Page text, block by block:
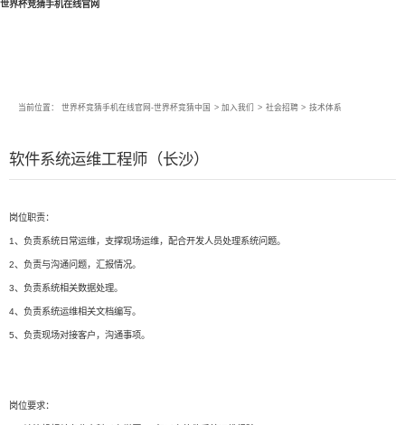
世界杯竞猜手机在线官网
当前位置： 世界杯竞猜手机在线官网-世界杯竞猜中国 > 加入我们 > 社会招聘 > 技术体系
软件系统运维工程师（长沙）
岗位职责：
1、负责系统日常运维，支撑现场运维，配合开发人员处理系统问题。
2、负责与沟通问题，汇报情况。
3、负责系统相关数据处理。
4、负责系统运维相关文档编写。
5、负责现场对接客户，沟通事项。
岗位要求：